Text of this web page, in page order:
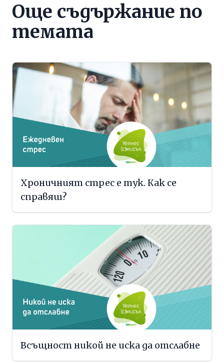
Още съдържание по
темата
Хроничният стрес е тук. Как се
справяш?
Всъщност никой не иска да отслабне